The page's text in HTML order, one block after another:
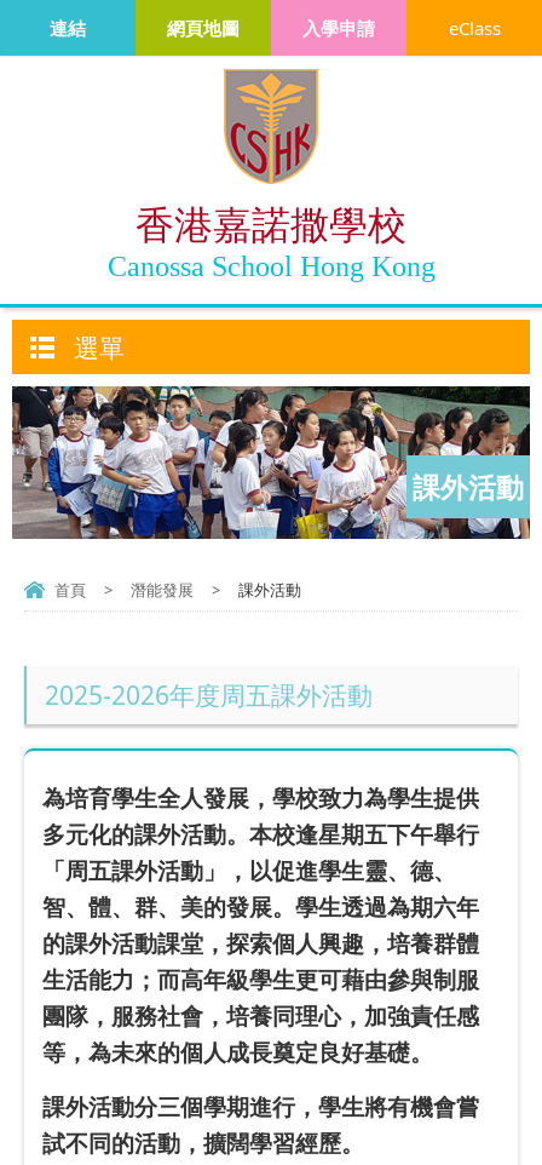
香港嘉諾撒學校
Canossa School Hong Kong
連結 網頁地圖 入學申請 eClass
選單
課外活動
首頁 > 潛能發展 > 課外活動
2025-2026年度周五課外活動
為培育學生全人發展，學校致力為學生提供
多元化的課外活動。本校逢星期五下午舉行
「周五課外活動」，以促進學生靈、德、
智、體、群、美的發展。學生透過為期六年
的課外活動課堂，探索個人興趣，培養群體
生活能力；而高年級學生更可藉由參與制服
團隊，服務社會，培養同理心，加強責任感
等，為未來的個人成長奠定良好基礎。
課外活動分三個學期進行，學生將有機會嘗
試不同的活動，擴闊學習經歷。